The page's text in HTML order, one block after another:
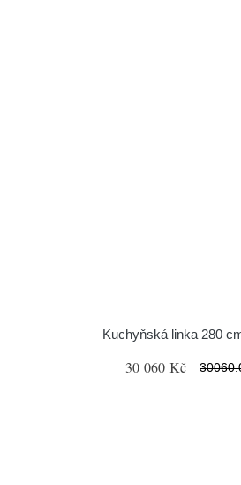
Kuchyňská linka 280
30 060 Kč